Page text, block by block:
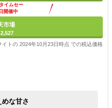
イムセー
開催中
市場
2,527
トの 2024年10月23日時点 での税込価格
な甘さ